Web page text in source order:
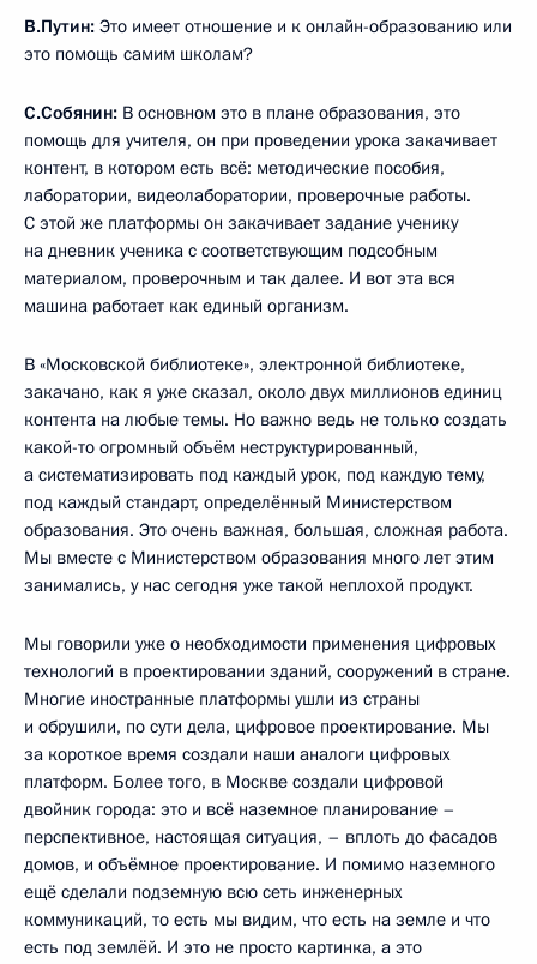
В.Путин: Это имеет отношение и к онлайн-образованию или
это помощь самим школам?
С.Собянин: В основном это в плане образования, это
помощь для учителя, он при проведении урока закачивает
контент, в котором есть всё: методические пособия,
лаборатории, видеолаборатории, проверочные работы.
С этой же платформы он закачивает задание ученику
на дневник ученика с соответствующим подсобным
материалом, проверочным и так далее. И вот эта вся
машина работает как единый организм.
В «Московской библиотеке», электронной библиотеке,
закачано, как я уже сказал, около двух миллионов единиц
контента на любые темы. Но важно ведь не только создать
какой-то огромный объём неструктурированный,
а систематизировать под каждый урок, под каждую тему,
под каждый стандарт, определённый Министерством
образования. Это очень важная, большая, сложная работа.
Мы вместе с Министерством образования много лет этим
занимались, у нас сегодня уже такой неплохой продукт.
Мы говорили уже о необходимости применения цифровых
технологий в проектировании зданий, сооружений в стране.
Многие иностранные платформы ушли из страны
и обрушили, по сути дела, цифровое проектирование. Мы
за короткое время создали наши аналоги цифровых
платформ. Более того, в Москве создали цифровой
двойник города: это и всё наземное планирование –
перспективное, настоящая ситуация, – вплоть до фасадов
домов, и объёмное проектирование. И помимо наземного
ещё сделали подземную всю сеть инженерных
коммуникаций, то есть мы видим, что есть на земле и что
есть под землёй. И это не просто картинка, а это